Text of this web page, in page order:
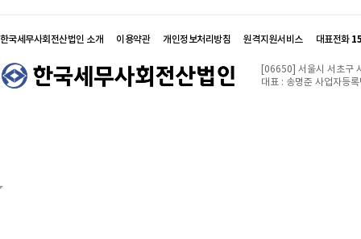
한국세무사회전산법인 소개 이용약관 개인정보처리방침 원격지원서비스 대표전화
[06650] 서울시 서초구
대표 : 송명준 사업자